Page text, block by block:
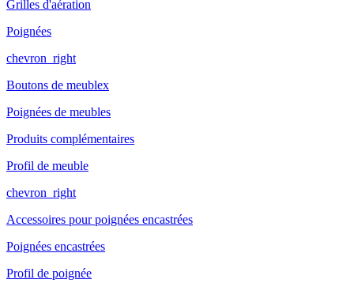
Grilles d'aération
Poignées
chevron_right
Boutons de meublex
Poignées de meubles
Produits complémentaires
Profil de meuble
chevron_right
Accessoires pour poignées encastrées
Poignées encastrées
Profil de poignée